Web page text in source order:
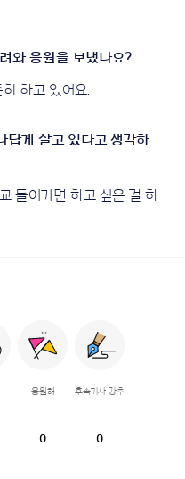
하고 있어요.
들어가면 하고 싶은 걸 하
응원해
0
후속기사 강추
0